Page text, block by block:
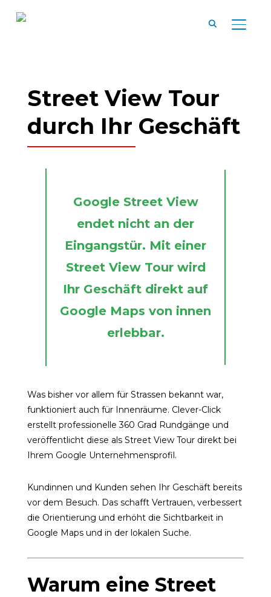
Street View Tour
durch Ihr Geschäft
Google Street View
endet nicht an der
Eingangstür. Mit einer
Street View Tour wird
Ihr Geschäft direkt auf
Google Maps von innen
erlebbar.
Was bisher vor allem für Strassen bekannt war,
funktioniert auch für Innenräume. Clever-Click
erstellt professionelle 360 Grad Rundgänge und
veröffentlicht diese als Street View Tour direkt bei
Ihrem Google Unternehmensprofil.
Kundinnen und Kunden sehen Ihr Geschäft bereits
vor dem Besuch. Das schafft Vertrauen, verbessert
die Orientierung und erhöht die Sichtbarkeit in
Google Maps und in der lokalen Suche.
Warum eine Street